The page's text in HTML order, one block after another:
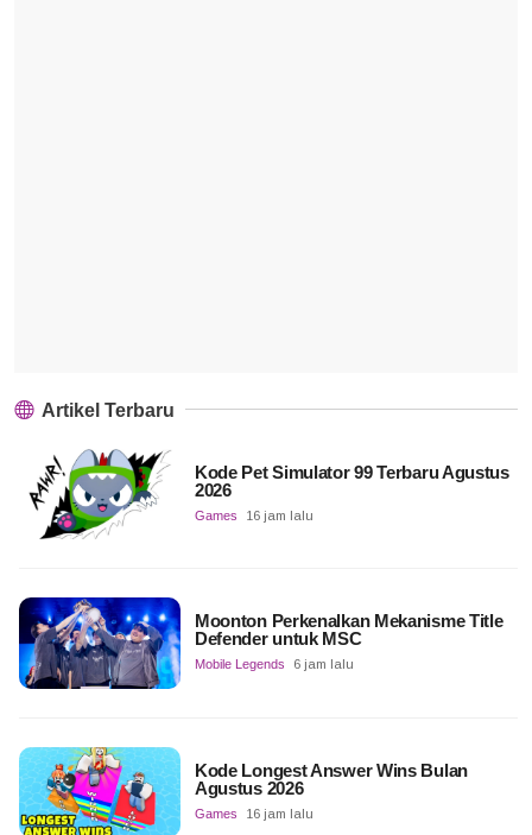
Artikel Terbaru
Kode Pet Simulator 99 Terbaru Agustus
2026
Games 16 jam lalu
Moonton Perkenalkan Mekanisme Title
Defender untuk MSC
Mobile Legends 6 jam lalu
Kode Longest Answer Wins Bulan
Agustus 2026
Games 16 jam lalu